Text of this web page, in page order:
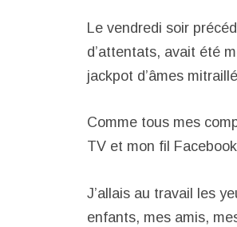
Le vendredi soir
d’attentats, avait été
jackpot d’âmes
Comme tous mes
TV et mon fil
J’allais au travail les
enfants, mes amis,